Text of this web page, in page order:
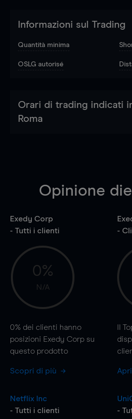
Informazioni sul Trading
Quantità minima
OSLG autorisé
Orari di trading indicati
Roma
Opinione
Exedy Corp
- Tutti i clienti
0%
N/A
0% dei clienti hanno
posizioni Exedy Corp su
questo prodotto
Scopri di più
-
Il
Netflix Inc
- Tutti i clienti
-